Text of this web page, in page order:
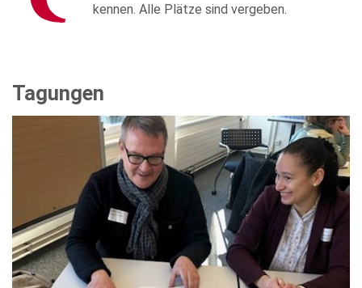
kennen. Alle Plätze sind vergeben.
Tagungen